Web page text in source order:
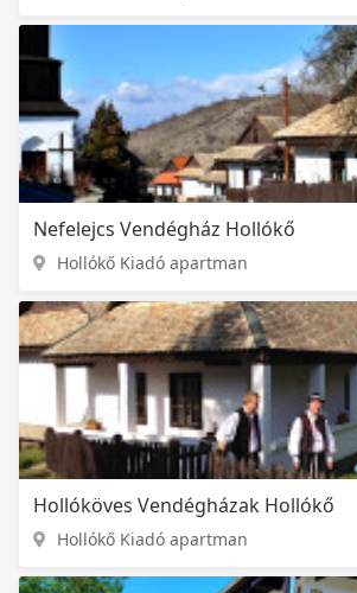
Nefelejcs Vendégház Hollókő
Hollókő Kiadó apartman
Hollóköves Vendégházak Hollókő
Hollókő Kiadó apartman